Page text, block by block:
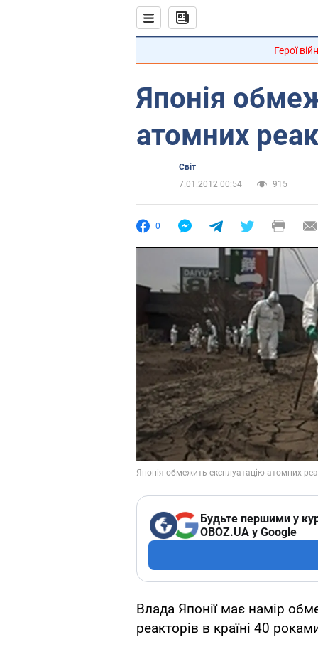
Герої
Японія
атомних
Світ
7.01.2012 00:54
915
0
Будьте першими у
OBOZ.UA у Google
Влада Японії має намір
реакторів в країні 40